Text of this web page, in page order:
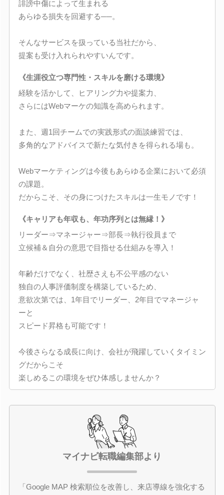
誹謗中傷によって生まれる
あらゆる損失を回避する──。
そんなサービスを扱っている当社だから、
提案も受け入れられやすいんです。
《生涯役立つ専門性・スキルを磨ける環境》
経験を活かして、ヒアリング力や提案力、
さらにはWebマーケの知識を高められます。
また、週1回チームでの実践形式の面談練習では、
多角的なアドバイスで新たな気付きを得られる場も。
Webマーケティングは今後もあらゆる企業において必須
の課題。
だからこそ、その身につけたスキルは一生モノです！
《キャリアも年収も、年功序列とは無縁！》
リーダー⇒マネージャー⇒部長⇒執行役員まで
立候補＆自分の意思で目指せる仕組みを導入！
年齢だけでなく、社歴さえも不公平感のない
独自の人事評価制度を構築しているため、
意欲次第では、1年目でリーダー、2年目でマネージャ
ーと
スピード昇格も可能です！
今後さらなる成長に向け、会社が飛躍していくタイミン
グだからこそ
楽しめるこの環境をぜひ体感しませんか？
マイナビ転職編集部より
「Google MAP 検索順位を改善し、来店導線を強化する